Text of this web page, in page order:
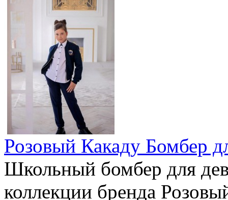
Розовый Какаду Бомбер
Школьный бомбер для
коллекции бренда